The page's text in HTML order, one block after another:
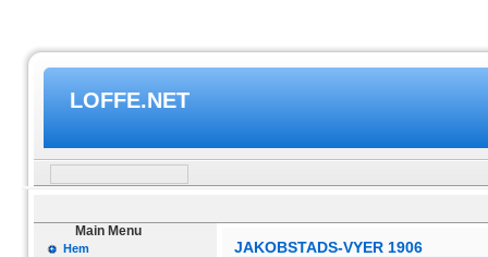
LOFFE.NET
Main Menu
Hem
JAKOBSTADS-VYER 1906